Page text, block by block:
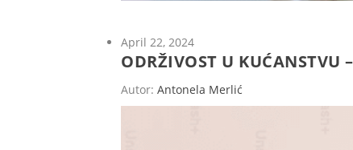
April 22, 2024
ODRŽIVOST U KUĆANSTVU
Autor:Antonela Merlić